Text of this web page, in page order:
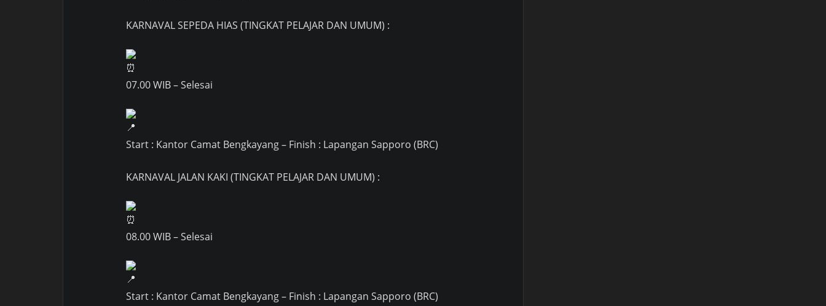
KARNAVAL SEPEDA HIAS (TINGKAT PELAJAR DAN UMUM) :
07.00 WIB – Selesai
Start : Kantor Camat Bengkayang – Finish : Lapangan Sapporo (BRC)
KARNAVAL JALAN KAKI (TINGKAT PELAJAR DAN UMUM) :
08.00 WIB – Selesai
Start : Kantor Camat Bengkayang – Finish : Lapangan Sapporo (BRC)